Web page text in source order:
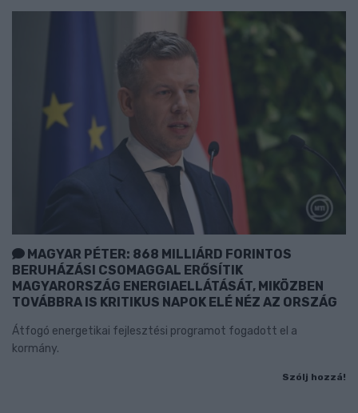
MAGYAR PÉTER: 868 MILLIÁRD FORINTOS
BERUHÁZÁSI CSOMAGGAL ERŐSÍTIK
MAGYARORSZÁG ENERGIAELLÁTÁSÁT, MIKÖZBEN
TOVÁBBRA IS KRITIKUS NAPOK ELÉ NÉZ AZ ORSZÁG
Átfogó energetikai fejlesztési programot fogadott el a
kormány.
Szólj hozzá!